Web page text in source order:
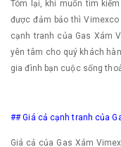
Tóm lại, khi muốn tìm
được đảm bảo thì
cạnh tranh của Gas Xám
yên tâm cho quý khách
gia đình bạn cuộc sống
## Giá cả cạnh tranh của
Giá cả của Gas Xám